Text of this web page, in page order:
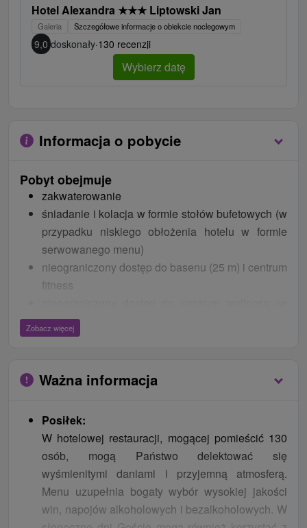
Hotel Alexandra ★★★ Liptowski Jan
Galeria Szczegółowe informacje o obiekcie noclegowym
9,0 doskonały·130 recenzji
Wybierz datę
Informacja o pobycie
Pobyt obejmuje
zakwaterowanie
śniadanie i kolacja w formie stołów bufetowych (w
przypadku niskiego obłożenia hotelu w formie
serwowanego menu)
nieograniczony dostęp do basenu (25 m) i centrum
fitness
centrum wellness można skorzystać z 3 rodzajów
saun (fińska, solna, ziołowa), jacuzzi, basen
spraye szkockie, deszcz tropikalny, prysznic
CENNIK - BONUSY
30 % zniżki na wybrane zabiegi i masaże
przy pobycie na 2 noce i więcej 2x zabieg, przy
pobycie na 3 noce i więcej 3x zabieg, przy
pobycie na 4 noce i więcej 4x zabieg, przy
pobycie na 5 nocy i więcej 5x zabieg, przy pobycie
Zobacz więcej
Ważna informacja
Posiłek:
W hotelowej restauracji, mogącej pomieścić 130
osób, mogą Państwo delektować się
wyśmienitymi daniami i przyjemną atmosferą.
Menu uzupełnia bogaty wybór wysokiej jakości
win, napojów alkoholowych i bezalkoholowych. W